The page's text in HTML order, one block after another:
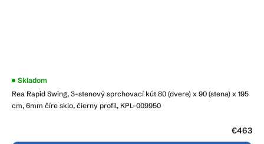
Rea Rapid Swing, 3-stenový sprchovací kút 80 (dvere) x 90 (stena) x 195
cm, 6mm číre sklo, čierny profil, KPL-009950
Skladom
€463